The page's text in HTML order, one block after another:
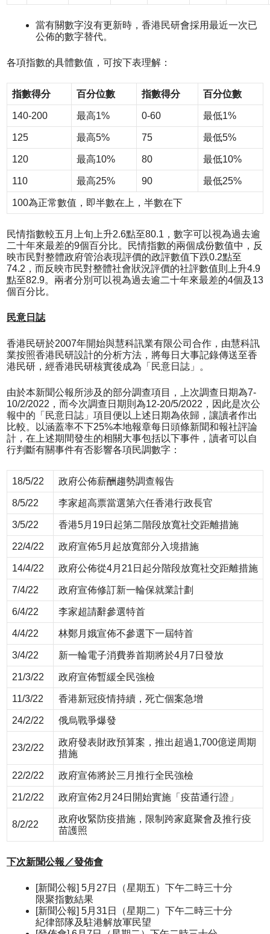
當有關數字沒有更新時，香港民研會採用最近一次已
公佈的數字替代。
各項指數的具體數值，可按下表理解：
指數得分 百分位數 指數得分 百分位數
140-200 最高1% 0-60 最低1%
125 最高5% 75 最低5%
120 最高10% 80 最低10%
110 最高25% 90 最低25%
100為正常數值，即半數在上，半數在下
民情指數較五月上旬上升2.6點至80.1，數字可以視為過去逾
二十年來最差的9個百分比。民情指數的兩個成份數值中，反
映市民對整體政府管治表現評價的政評數值下跌0.2點至
74.2，而反映市民對整體社會狀況評價的社評數值則上升4.9
點至82.9。兩者分別可以視為過去逾二十年來最差的4個及13
個百分比。
民意日誌
香港民研於2007年開始與慧科訊業有限公司合作，由慧科訊
業按照香港民研設計的分析方法，將每日大事記錄傳送至香
港民研，經香港民研核實後成為「民意日誌」。
由於本新聞公報所涉及的部分調查項目，上次調查日期為7-
10/2/2022，而今次調查日期則為12-20/5/2022，因此是次公
報中的「民意日誌」項目便以上述日期為依歸，讓讀者作出
比較。以涵蓋率不下25%本地報章每日頭條新聞和報社評論
計，在上述期間發生的相關大事包括以下事件，讀者可以自
行判斷有關事件有否影響各項民調數字：
18/5/22 政府公佈薪酬趨勢調查報告
8/5/22 李家超高票當選第六任香港行政長官
3/5/22 香港5月19日起第二階段放寬社交距離措施
22/4/22 政府宣佈5月起放寬部分入境措施
14/4/22 政府公佈從4月21日起分階段放寬社交距離措施
7/4/22 政府宣佈修訂新一輪保就業計劃
6/4/22 李家超請辭參選特首
4/4/22 林鄭月娥宣佈不參選下一屆特首
3/4/22 新一輪電子消費券首期將於4月7日發放
21/3/22 政府宣佈暫緩全民強檢
11/3/22 香港新冠疫情持續，死亡個案急增
24/2/22 俄烏戰爭爆發
23/2/22
政府發表財政預算案，推出超過1,700億逆周期
措施
22/2/22 政府宣佈將於三月推行全民強檢
21/2/22 政府宣佈2月24日開始實施「疫苗通行證」
8/2/22
政府收緊防疫措施，限制跨家庭聚會及推行疫
苗護照
下次新聞公報／發佈會
[新聞公報] 5月27日（星期五）下午二時三十分
限聚指數結果
[新聞公報] 5月31日（星期二）下午二時三十分
紀律部隊及駐港解放軍民望